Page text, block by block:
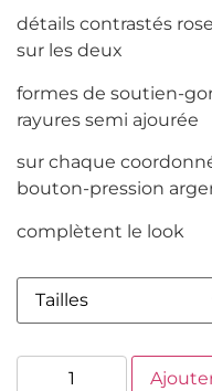
détails contrastés
sur les deux
formes de soutien-
rayures semi ajourée
sur chaque
bouton-pression
complètent le look